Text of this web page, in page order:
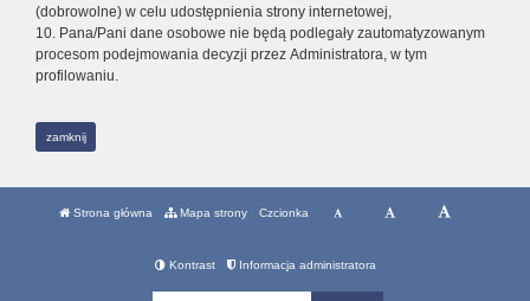
(dobrowolne) w celu udostępnienia strony internetowej,
10. Pana/Pani dane osobowe nie będą podlegały zautomatyzowanym
procesom podejmowania decyzji przez Administratora, w tym
profilowaniu.
zamknij
Strona główna Mapa strony Czcionka
Kontrast Informacja administratora